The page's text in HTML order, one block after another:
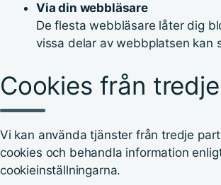
Via din webbläsare
De flesta webbläsare låter dig
vissa delar av webbplatsen kan
Cookies från
Vi kan använda tjänster från tredje
cookies och behandla information
cookieinställningarna.